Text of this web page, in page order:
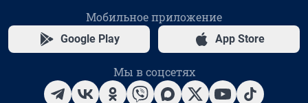
Мобильное приложение
Google Play App Store
Мы в соцсетях